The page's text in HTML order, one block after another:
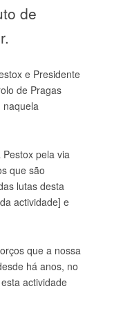
de
e Presidente
de Pragas
pela via
que são
lutas desta
actividade] e
que a nossa
há anos, no
actividade